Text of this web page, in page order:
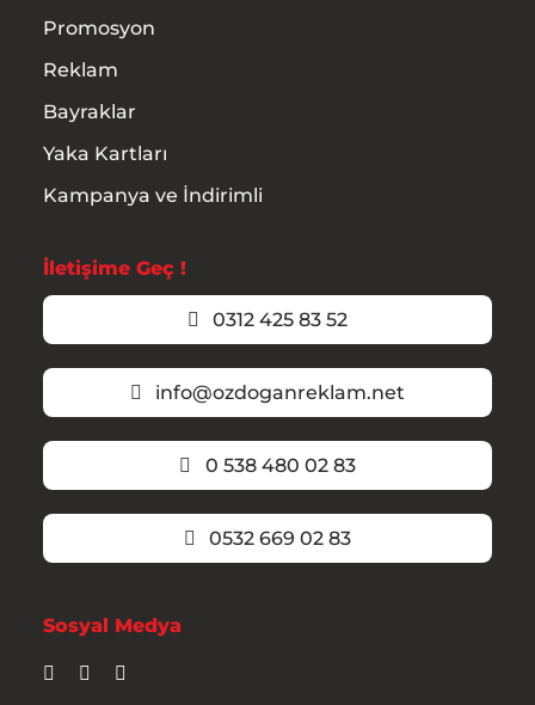
Promosyon
Reklam
Bayraklar
Yaka Kartları
Kampanya ve İndirimli
İletişime Geç !
0312 425 83 52
info@ozdoganreklam.net
0 538 480 02 83
0532 669 02 83
Sosyal Medya